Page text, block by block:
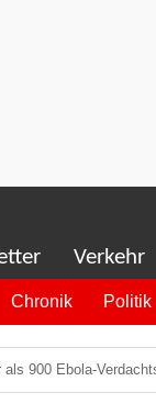
Verkehr
Chronik Politik
als 900 Ebola-